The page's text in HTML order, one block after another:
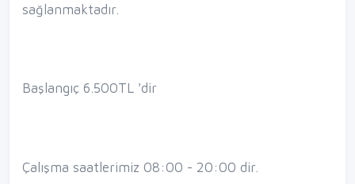
sağlanmaktadır.
Başlangıç 6.500TL 'dir
Çalışma saatlerimiz 08:00 - 20:00 dir.